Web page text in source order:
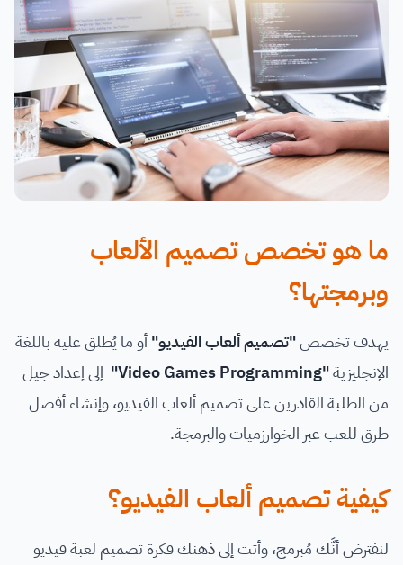
ما هو تخصص تصميم الألعاب
وبرمجتها؟
يهدف تخصص"تصميم ألعاب الفيديو"أو ما يُطلق عليه باللغة
الإنجليزية"Video Games Programming"
إلى إعداد جيل
من الطلبة القادرين على تصميم ألعاب الفيديو، وإنشاء أفضل
طرق للعب عبر الخوارزميات والبرمجة.
كيفية تصميم ألعاب الفيديو؟
لنفترض أنَّك مُبرمج، وأتت إلى ذهنك فكرة تصميم لعبة فيديو